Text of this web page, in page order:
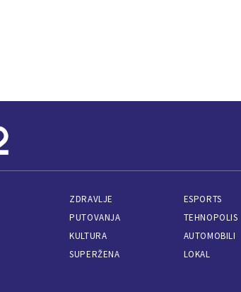
ZDRAVLJE
PUTOVANJA
KULTURA
SUPERŽENA
ESPORTS
TEHNOPOLIS
AUTOMOBILI
LOKAL